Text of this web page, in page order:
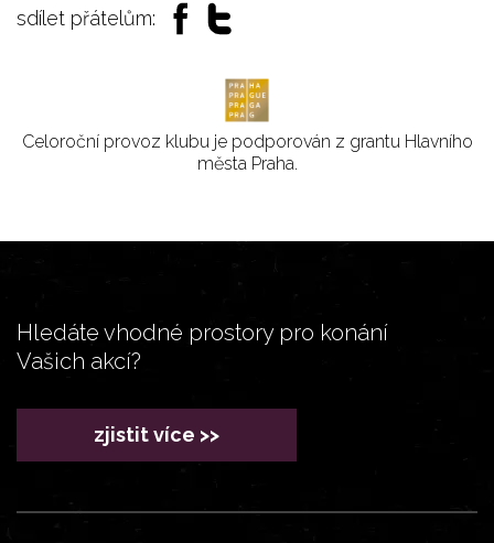
sdílet přátelům:
Celoroční provoz klubu je podporován z grantu Hlavního
města Praha.
Hledáte vhodné prostory pro konání
Vašich akcí?
zjistit více >>